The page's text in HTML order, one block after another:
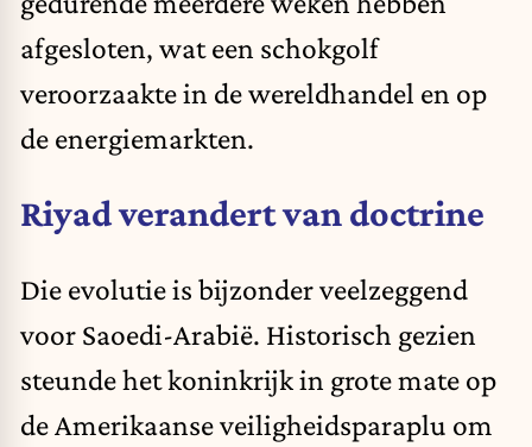
afgesloten, wat een schokgolf
veroorzaakte in de wereldhandel en op
de energiemarkten.
Riyad verandert van doctrine
Die evolutie is bijzonder veelzeggend
voor Saoedi-Arabië. Historisch gezien
steunde het koninkrijk in grote mate op
de Amerikaanse veiligheidsparaplu om